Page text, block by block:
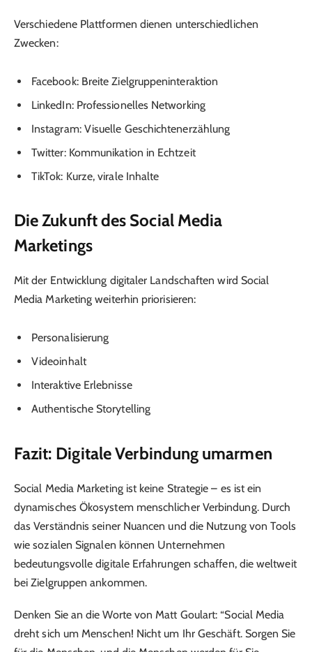
Verschiedene Plattformen dienen unterschiedlichen
Zwecken:
Facebook: Breite Zielgruppeninteraktion
LinkedIn: Professionelles Networking
Instagram: Visuelle Geschichtenerzählung
Twitter: Kommunikation in Echtzeit
TikTok: Kurze, virale Inhalte
Die Zukunft des Social Media
Marketings
Mit der Entwicklung digitaler Landschaften wird Social
Media Marketing weiterhin priorisieren:
Personalisierung
Videoinhalt
Interaktive Erlebnisse
Authentische Storytelling
Fazit: Digitale Verbindung umarmen
Social Media Marketing ist keine Strategie – es ist ein
dynamisches Ökosystem menschlicher Verbindung. Durch
das Verständnis seiner Nuancen und die Nutzung von Tools
wie sozialen Signalen können Unternehmen
bedeutungsvolle digitale Erfahrungen schaffen, die weltweit
bei Zielgruppen ankommen.
Denken Sie an die Worte von Matt Goulart: “Social Media
dreht sich um Menschen! Nicht um Ihr Geschäft. Sorgen Sie